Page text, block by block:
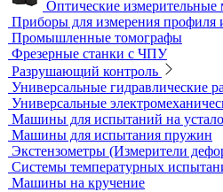
Аксессуары для
Видеоизмерительные
Координатно-
Лазерные трекеры
Мультисенсорные и